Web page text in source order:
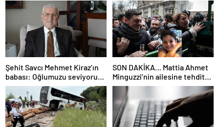
Şehit Savcı Mehmet Kiraz’ın
babası: Oğlumuzu seviyoruz
ama devletimizi oğlumuzdan
da çok seviyoruz
SON DAKİKA… Mattia Ahmet
Minguzzi’nin ailesine tehdit
davasında yeni gelişme: İşte
5 şüpheli hakkında istenen
ceza!